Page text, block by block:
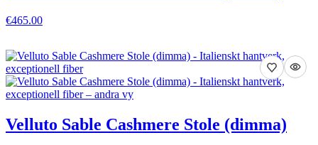
€465.00
Velluto Sable Cashmere Stole (dimma)